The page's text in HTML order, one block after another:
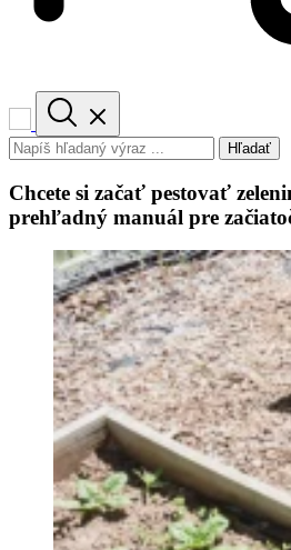
Hľadať
Chcete si začať pestovať
prehľadný manuál pre